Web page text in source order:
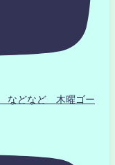
などなど 木曜ゴー